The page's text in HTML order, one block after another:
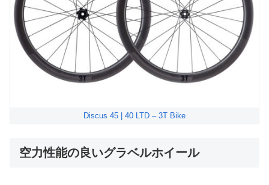
Discus 45 | 40 LTD – 3T Bike
空力性能の良いグラベルホイール